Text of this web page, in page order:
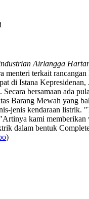
Airlangga
terkait
di Istana
bersamaan ada
Barang Mewah yang
jenis kendaraan
kami
dalam bentuk
)